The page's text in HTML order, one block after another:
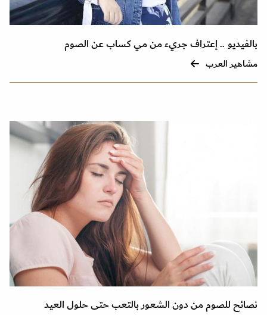
بالفيديو .. إعتراف جريء من مي كساب عن الصوم
مشاهير العرب
نصائح للصوم من دون الشعور بالتعب حتى حلول العيد